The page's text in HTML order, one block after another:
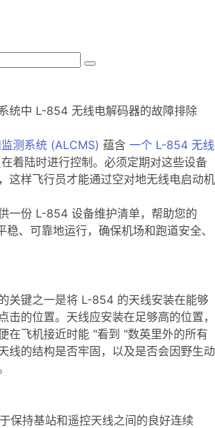
统中 L-854 无线电解码器的故障排除
测系统 (ALCMS) 蕴含 一个 L-854 无线
着陆时进行控制。必须定期对这些设备
这样飞行员才能通过空对地无线电启动机
一份 L-854 设备维护清单，帮助您的
、可靠地运行，确保机场和跑道安全、
关键之一是将 L-854 的天线安装在能够
击的位置。天线应安装在足够高的位置，
在飞机接近时能 "看到 "数英里外的所有
线的结构是否牢固，以及是否会因野生动
保持基站和遥控天线之间的良好连续